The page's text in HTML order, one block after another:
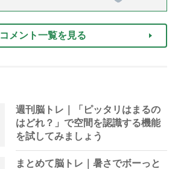
コメント一覧を見る
週刊脳トレ｜「ピッタリはまるの
はどれ？」で空間を認識する機能
を試してみましょう
まとめて脳トレ｜暑さでボーっと